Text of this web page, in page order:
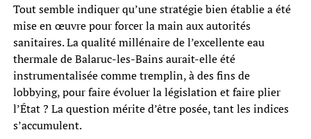
Tout semble indiquer qu’une stratégie bien établie a été
mise en œuvre pour forcer la main aux autorités
sanitaires. La qualité millénaire de l’excellente eau
thermale de Balaruc-les-Bains aurait-elle été
instrumentalisée comme tremplin, à des fins de
lobbying, pour faire évoluer la législation et faire plier
l’État ? La question mérite d’être posée, tant les indices
s’accumulent.